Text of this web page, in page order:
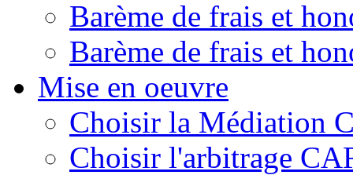
Barème de frais et
Barème de frais et
Mise en oeuvre
Choisir la Médiation
Choisir l'arbitrage